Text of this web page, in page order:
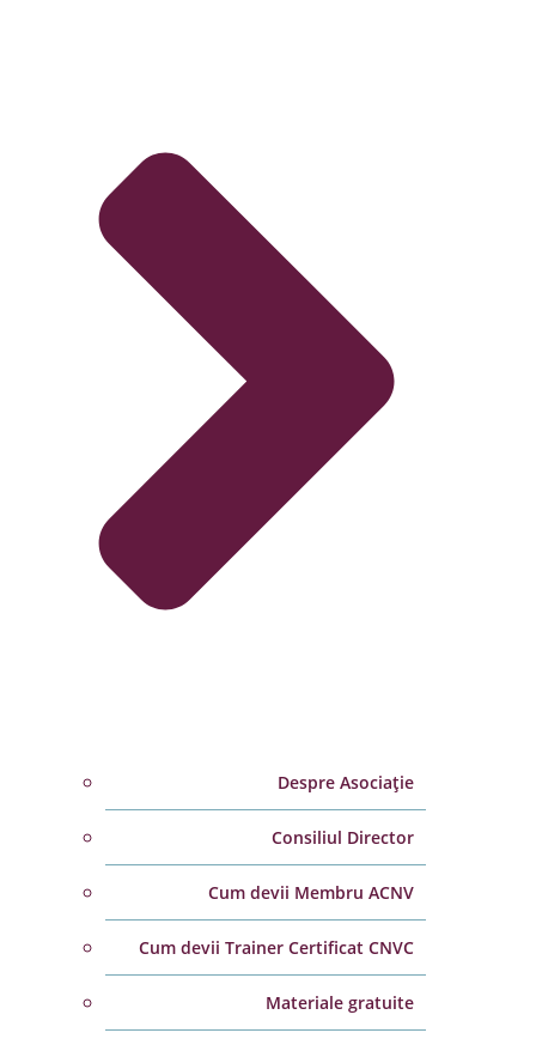
Despre Asociație
Consiliul Director
Cum devii Membru ACNV
Cum devii Trainer Certificat CNVC
Materiale gratuite